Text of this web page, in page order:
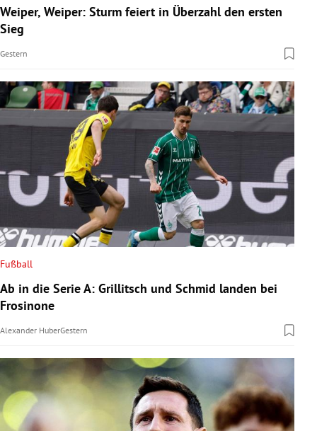
Weiper, Weiper: Sturm feiert in Überzahl den ersten
Sieg
Gestern
Fußball
Ab in die Serie A: Grillitsch und Schmid landen bei
Frosinone
Alexander HuberGestern